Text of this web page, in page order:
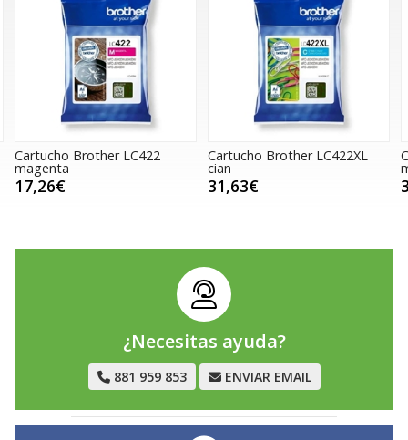
Cartucho Brother LC422
magenta
17,26€
Cartucho Brother LC422XL
cian
31,63€
¿Necesitas ayuda?
881 959 853 ENVIAR EMAIL